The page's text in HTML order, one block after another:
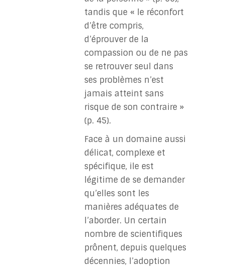
tandis que « le réconfort
d’être compris,
d’éprouver de la
compassion ou de ne pas
se retrouver seul dans
ses problèmes n’est
jamais atteint sans
risque de son contraire »
(p. 45).
Face à un domaine aussi
délicat, complexe et
spécifique, ile est
légitime de se demander
qu’elles sont les
manières adéquates de
l’aborder. Un certain
nombre de scientifiques
prônent, depuis quelques
décennies, l’adoption